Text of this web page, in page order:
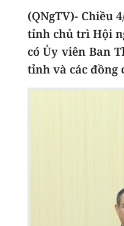
(QNgTV)- Chiều
tỉnh chủ trì Hội
có Ủy viên Ban
tỉnh và các đồng